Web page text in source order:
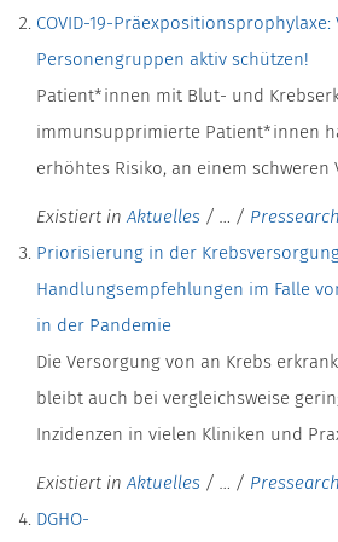
COVID-19-
Personengruppen aktiv schützen!
Patient*innen mit Blut- und
immunsupprimierte Patient*innen
erhöhtes Risiko, an einem schweren
Existiert in Aktuelles / … /
Priorisierung in der
Handlungsempfehlungen im Falle
in der Pandemie
Die Versorgung von an Krebs
bleibt auch bei vergleichsweise
Inzidenzen in vielen Kliniken und
Existiert in Aktuelles / … /
DGHO-